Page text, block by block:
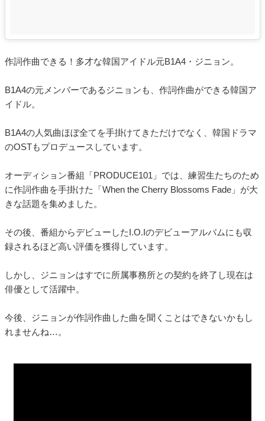
作詞作曲できる！多才な韓国アイドル元B1A4・ジニョン。
B1A4の元メンバーであるジニョンも、作詞作曲ができる韓国ア
イドル。
B1A4の人気曲ほぼ全てを手掛けてきただけでなく、韓国ドラマ
のOSTもプロデュースしています。
オーディション番組「PRODUCE101」では、練習生たちのため
に作詞作曲を手掛けた「When the Cherry Blossoms Fade」が大
きな話題を集めました。
その後、番組からデビューしたI.O.Iのデビューアルバムにも収
録されるほど高い評価を獲得しています。
しかし、ジニョンはすでに所属事務所との契約を終了し現在は
俳優として活躍中。
今後、ジニョンが作詞作曲した曲を聞くことはできないかもし
れませんね…。